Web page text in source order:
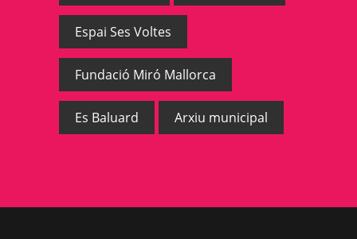
Espai Ses Voltes
Fundació Miró Mallorca
Es Baluard Arxiu municipal